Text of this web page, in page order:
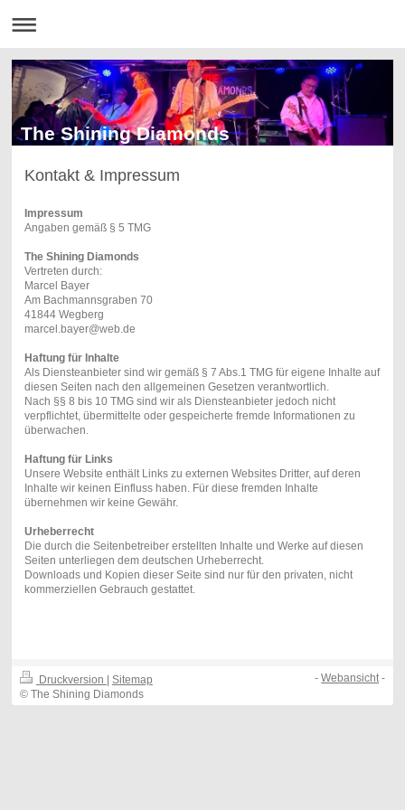
The Shining Diamonds
Kontakt & Impressum
Impressum
Angaben gemäß § 5 TMG
The Shining Diamonds
Vertreten durch:
Marcel Bayer
Am Bachmannsgraben 70
41844 Wegberg
marcel.bayer@web.de
Haftung für Inhalte
Als Diensteanbieter sind wir gemäß § 7 Abs.1 TMG für eigene Inhalte auf
diesen Seiten nach den allgemeinen Gesetzen verantwortlich.
Nach §§ 8 bis 10 TMG sind wir als Diensteanbieter jedoch nicht
verpflichtet, übermittelte oder gespeicherte fremde Informationen zu
überwachen.
Haftung für Links
Unsere Website enthält Links zu externen Websites Dritter, auf deren
Inhalte wir keinen Einfluss haben. Für diese fremden Inhalte
übernehmen wir keine Gewähr.
Urheberrecht
Die durch die Seitenbetreiber erstellten Inhalte und Werke auf diesen
Seiten unterliegen dem deutschen Urheberrecht.
Downloads und Kopien dieser Seite sind nur für den privaten, nicht
kommerziellen Gebrauch gestattet.
Druckversion | Sitemap
© The Shining Diamonds
-Webansicht -